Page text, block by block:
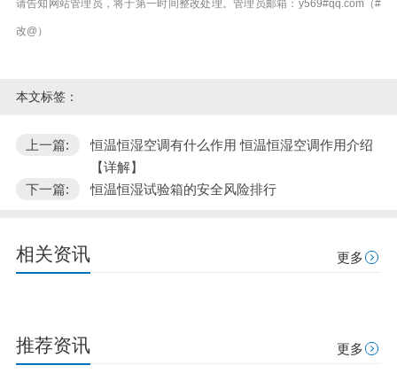
请告知网站管理员，将于第一时间整改处理。管理员邮箱：y569#qq.com（#
改@）
本文标签：
上一篇:
恒温恒湿空调有什么作用 恒温恒湿空调作用介绍
【详解】
下一篇:
恒温恒湿试验箱的安全风险排行
相关资讯 更多
推荐资讯 更多